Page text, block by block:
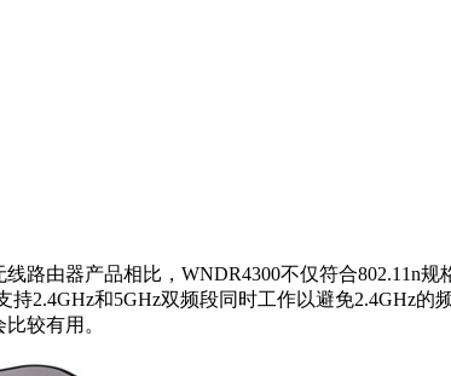
路由器产品相比，WNDR4300不仅符合802.11n
2.4GHz和5GHz双频段同时工作以避免2.4GHz的
较有用。